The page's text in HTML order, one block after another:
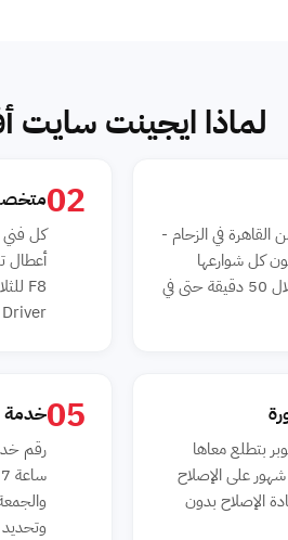
لماذا ايجينت سايت
من القاهرة في الزحام -
كل شوارعها
وأحيائها ومبانيها، فبيوصلوك خلال 50 دقيقة حتى في
02
Driver للتكييف. مش فني عام يصلح كل الماركات.
إصلاح توشيبا في 6 أكتوبر بتطلع معاها
فاتورة رسمية وضمان مكتوب 6 شهور على الإصلاح
الإصلاح بدون
05خدمة
وتحديد